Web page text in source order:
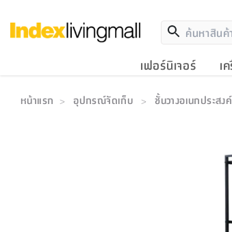
เฟอร์นิเจอร์ เ
หน้าแรก > อุปกรณ์จัดเก็บ > ชั้นวางอเนกประสงค์